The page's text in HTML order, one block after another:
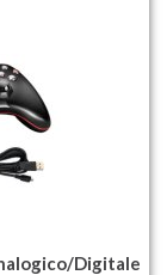
Digitale